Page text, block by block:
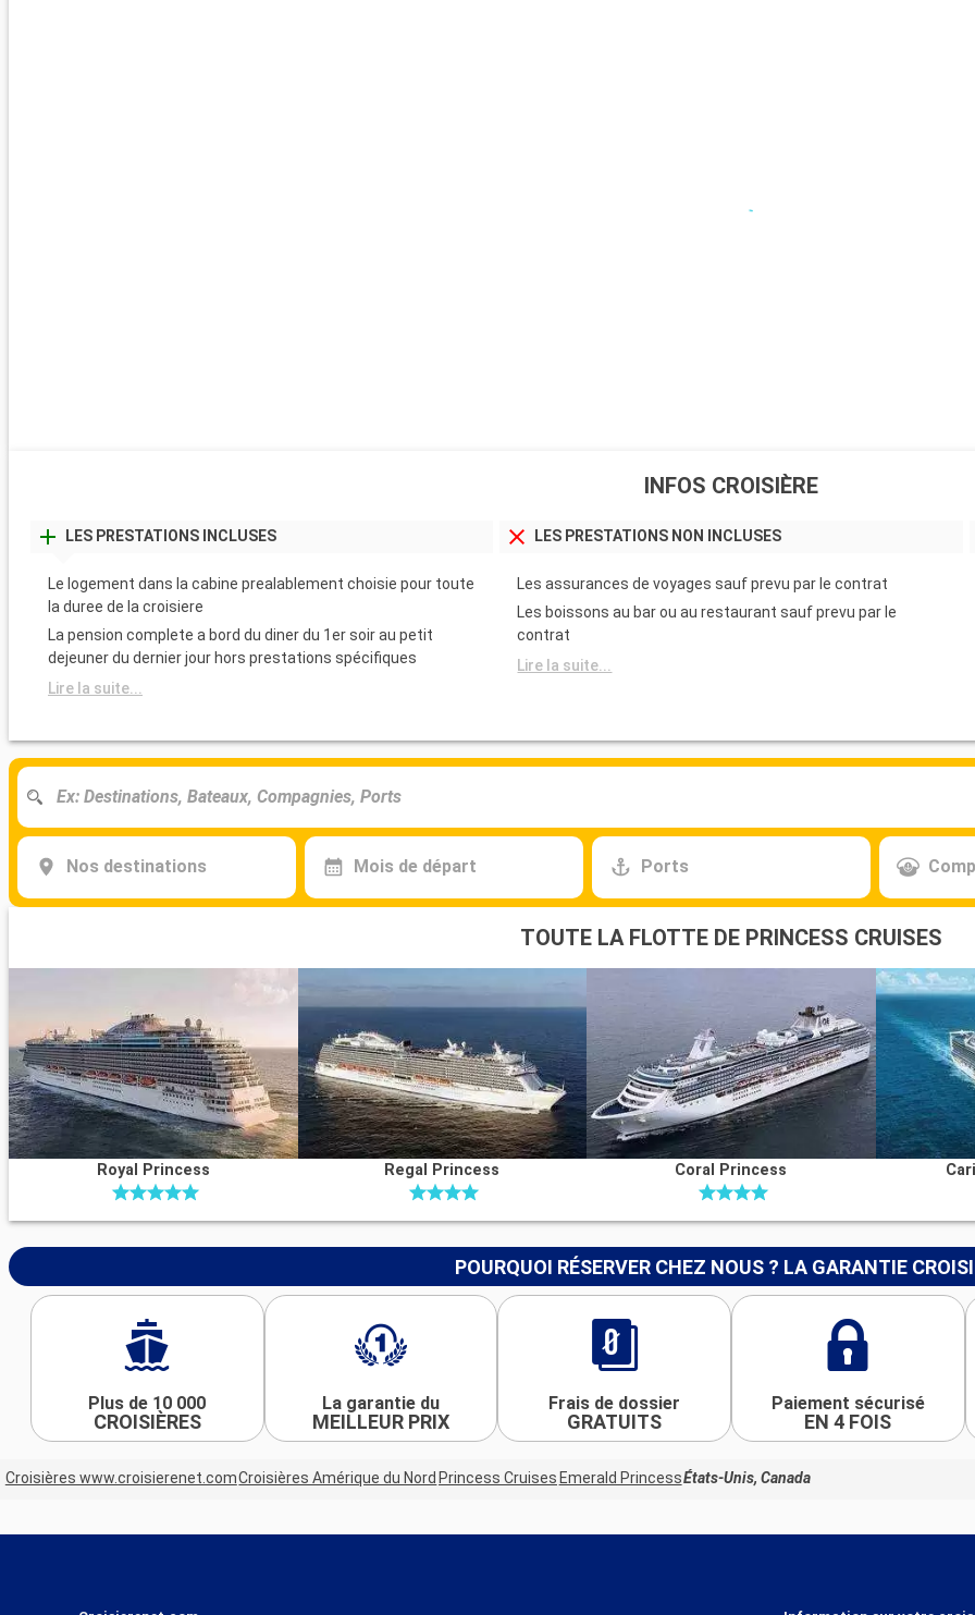
INFOS CROISIÈRE
LES PRESTATIONS INCLUSES
Le logement dans la cabine prealablement choisie pour toute
la duree de la croisiere
La pension complete a bord du diner du 1er soir au petit
dejeuner du dernier jour hors prestations spécifiques
Lire la suite...
LES PRESTATIONS NON INCLUSES
Les assurances de voyages sauf prevu par le contrat
Les boissons au bar ou au restaurant sauf prevu par le
contrat
Lire la suite...
Nos destinations Mois de départ Ports
TOUTE LA FLOTTE DE PRINCESS CRUISES
Royal Princess Regal Princess Coral Princess
POURQUOI RÉSERVER CHEZ NOUS ? LA GARANTIE
Plus de 10 000
CROISIÈRES
La garantie du
MEILLEUR PRIX
Frais de dossier
GRATUITS
Paiement sécurisé
EN 4 FOIS
Croisières www.croisierenet.comCroisières Amérique du Nord Princess Cruises Emerald PrincessÉtats-Unis, Canada